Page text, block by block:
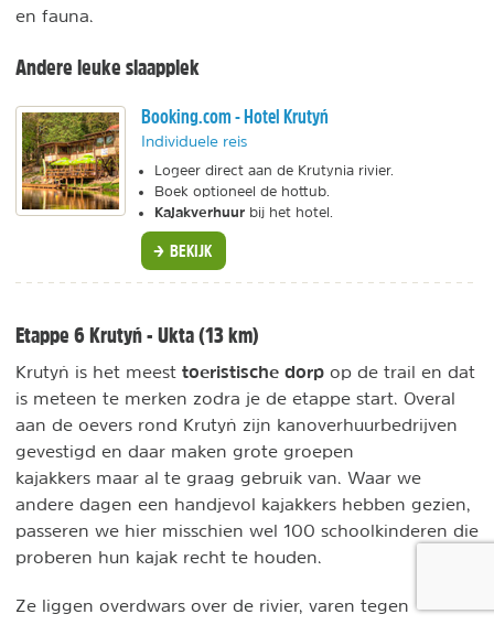
en fauna.
Andere leuke slaapplek
Booking.com - Hotel Krutyń
Individuele reis
Logeer direct aan de Krutynia rivier.
Boek optioneel de hottub.
Kajakverhuur bij het hotel.
BEKIJK
Etappe 6 Krutyń - Ukta (13 km)
Krutyń is het meest toeristische dorp op de trail en dat
is meteen te merken zodra je de etappe start. Overal
aan de oevers rond Krutyń zijn kanoverhuurbedrijven
gevestigd en daar maken grote groepen
kajakkers maar al te graag gebruik van. Waar we
andere dagen een handjevol kajakkers hebben gezien,
passeren we hier misschien wel 100 schoolkinderen die
proberen hun kajak recht te houden.
Ze liggen overdwars over de rivier, varen tegen